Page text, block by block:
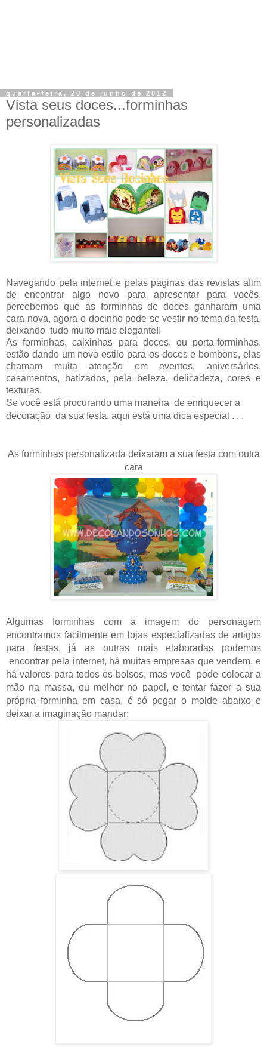
quarta-feira, 20 de junho de 2012
Vista seus doces...forminhas
personalizadas
Navegando pela internet e pelas paginas das revistas afim
de encontrar algo novo para apresentar para vocês,
percebemos que as forminhas de doces ganharam uma
cara nova, agora o docinho pode se vestir no tema da festa,
deixando tudo muito mais elegante!!
As forminhas, caixinhas para doces, ou porta-forminhas,
estão dando um novo estilo para os doces e bombons, elas
chamam muita atenção em eventos, aniversários,
casamentos, batizados, pela beleza, delicadeza, cores e
texturas.
Se você está procurando uma maneira de enriquecer a
decoração da sua festa, aqui está uma dica especial . . .
As forminhas personalizada deixaram a sua festa com outra
cara
Algumas forminhas com a imagem do personagem
encontramos facilmente em lojas especializadas de artigos
para festas, já as outras mais elaboradas podemos
encontrar pela internet, há muitas empresas que vendem, e
há valores para todos os bolsos; mas você pode colocar a
mão na massa, ou melhor no papel, e tentar fazer a sua
própria forminha em casa, é só pegar o molde abaixo e
deixar a imaginação mandar: